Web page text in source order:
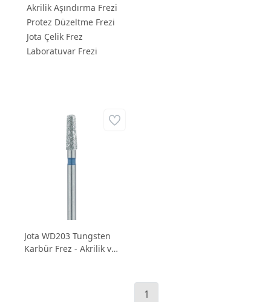
Akrilik Aşındırma Frezi
Protez Düzeltme Frezi
Jota Çelik Frez
Laboratuvar Frezi
Jota WD203 Tungsten
Karbür Frez - Akrilik ve
1